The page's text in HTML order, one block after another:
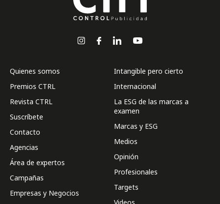
Quienes somos
Premios CTRL
Revista CTRL
Suscríbete
Contacto
Agencias
Área de expertos
Campañas
Empresas y Negocios
Intangible pero cierto
Internacional
La ESG de las marcas a
examen
Marcas y ESG
Medios
Opinión
Profesionales
Targets
Videos